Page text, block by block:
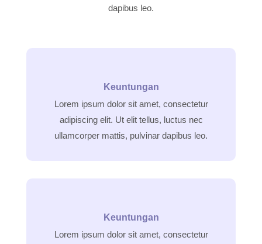
dapibus leo.
Keuntungan
Lorem ipsum dolor sit amet, consectetur
adipiscing elit. Ut elit tellus, luctus nec
ullamcorper mattis, pulvinar dapibus leo.
Keuntungan
Lorem ipsum dolor sit amet, consectetur